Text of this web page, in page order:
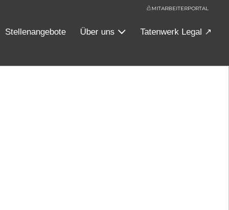
MITARBEITERPORTAL
Stellenangebote Über uns Tatenwerk Legal ↗